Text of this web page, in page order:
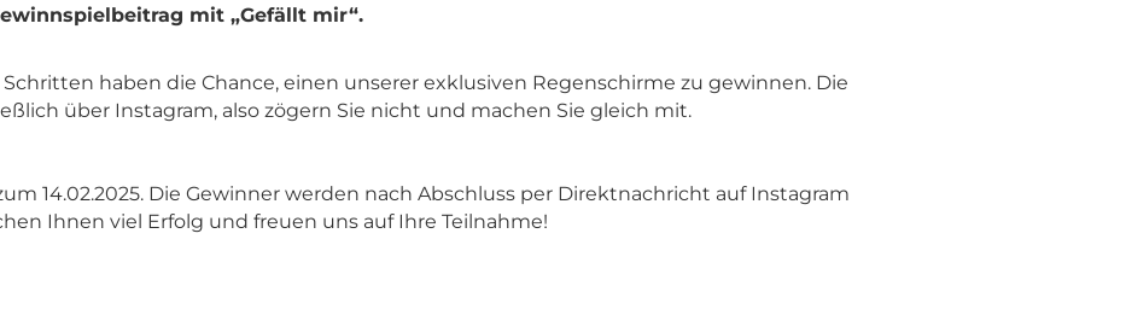
mit „Gefällt mir“.
haben die Chance, einen unserer exklusiven Regenschirme zu gewinnen. Die
über Instagram, also zögern Sie nicht und machen Sie gleich mit.
14.02.2025. Die Gewinner werden nach Abschluss per Direktnachricht auf Instagram
Ihnen viel Erfolg und freuen uns auf Ihre Teilnahme!